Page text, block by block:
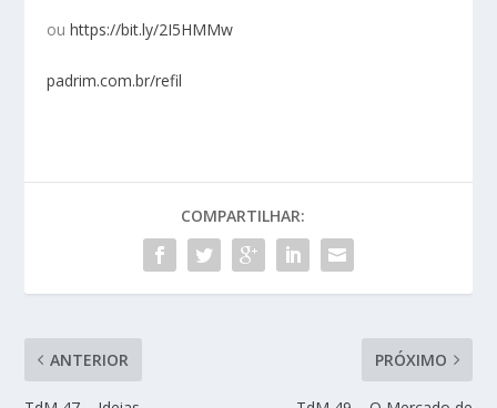
ouhttps://bit.ly/2I5HMMw
padrim.com.br/refil
COMPARTILHAR:
ANTERIOR PRÓXIMO